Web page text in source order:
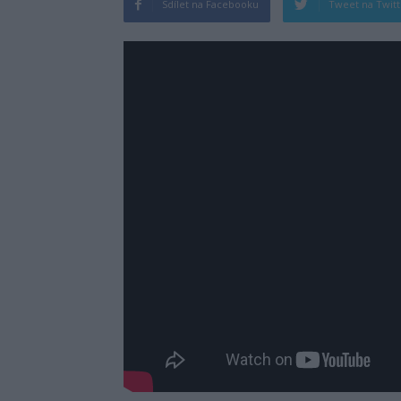
Sdílet na Facebooku Tweet na